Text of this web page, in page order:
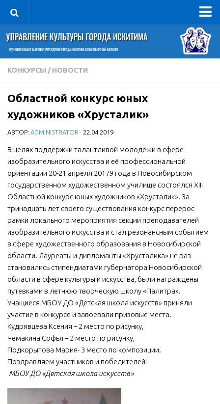
Управление
Руководитель
Сведения об организации
Книга почета культуры
Фотогалерея
Документы
Учредительные документы
Противодействие коррупции
Отчеты о деятельности
МБУ Дом культуры «Молодость»
МБУ Дом культуры «Октябрь»
МБОУ ДО «Детская школа искусств»
МБОУ ДО «Детская музыкальная школа»
МБУ Парк культуры и отдыха им. И.В. Коротеева
МБУК «Централизованная библиотечная система»
Афиша
КОНКУРСЫ / НОВОСТИ
Областной конкурс юных
художников «Хрусталик»
АВТОР: ADMINISTRATOR · 22.04.2019
В целях поддержки талантливой молодёжи в сфере
изобразительного искусства и её профессиональной
ориентации 20-21 апреля 20179 года в Новосибирском
государственном художественном училище состоялся XIII
Областной конкурс юных художников «Хрусталик». За
тринадцать лет своего существования конкурс перерос
рамки локального мероприятия секции преподавателей
изобразительного искусства и стал резонансным событием
в сфере художественного образования в Новосибирской
области. Лауреаты и дипломанты «Хрусталика» не раз
становились стипендиатами губернатора Новосибирской
области в сфере культуры и искусства, были награждены
путёвками в летнюю творческую школу «Палитра».
Учащиеся МБОУ ДО «Детская школа искусств» приняли
участие в конкурсе и завоевали призовые места.
Кудрявцева Ксения – 2 место по рисунку,
Чемакина Софья – 2 место по рисунку,
Подкорытова Мария- 3 место по композиции.
Поздравляем участников и победителей!
МБОУ ДО «Детская школа искусств»